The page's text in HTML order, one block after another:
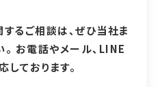
るご相談は、ぜひ当社ま
お電話やメール、LINE
ております。